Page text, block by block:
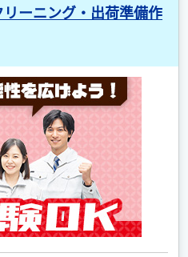
ーニング・出荷準備作